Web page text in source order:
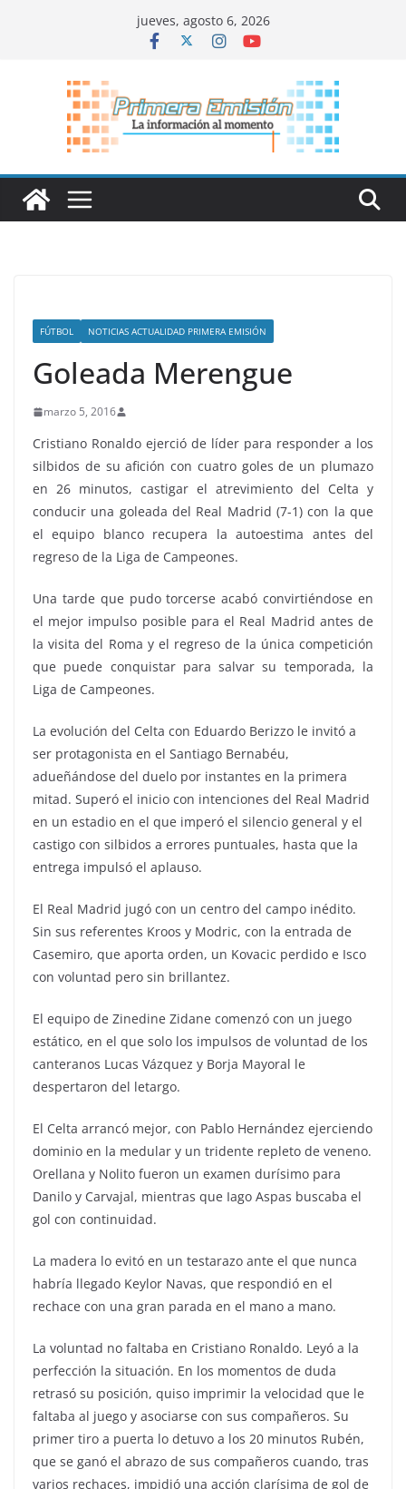
jueves, agosto 6, 2026
FÚTBOL NOTICIAS ACTUALIDAD PRIMERA EMISIÓN
Goleada Merengue
marzo 5, 2016
Cristiano Ronaldo ejerció de líder para responder a los
silbidos de su afición con cuatro goles de un plumazo
en 26 minutos, castigar el atrevimiento del Celta y
conducir una goleada del Real Madrid (7-1) con la que
el equipo blanco recupera la autoestima antes del
regreso de la Liga de Campeones.
Una tarde que pudo torcerse acabó convirtiéndose en
el mejor impulso posible para el Real Madrid antes de
la visita del Roma y el regreso de la única competición
que puede conquistar para salvar su temporada, la
Liga de Campeones.
La evolución del Celta con Eduardo Berizzo le invitó a
ser protagonista en el Santiago Bernabéu,
adueñándose del duelo por instantes en la primera
mitad. Superó el inicio con intenciones del Real Madrid
en un estadio en el que imperó el silencio general y el
castigo con silbidos a errores puntuales, hasta que la
entrega impulsó el aplauso.
El Real Madrid jugó con un centro del campo inédito.
Sin sus referentes Kroos y Modric, con la entrada de
Casemiro, que aporta orden, un Kovacic perdido e Isco
con voluntad pero sin brillantez.
El equipo de Zinedine Zidane comenzó con un juego
estático, en el que solo los impulsos de voluntad de los
canteranos Lucas Vázquez y Borja Mayoral le
despertaron del letargo.
El Celta arrancó mejor, con Pablo Hernández ejerciendo
dominio en la medular y un tridente repleto de veneno.
Orellana y Nolito fueron un examen durísimo para
Danilo y Carvajal, mientras que Iago Aspas buscaba el
gol con continuidad.
La madera lo evitó en un testarazo ante el que nunca
habría llegado Keylor Navas, que respondió en el
rechace con una gran parada en el mano a mano.
La voluntad no faltaba en Cristiano Ronaldo. Leyó a la
perfección la situación. En los momentos de duda
retrasó su posición, quiso imprimir la velocidad que le
faltaba al juego y asociarse con sus compañeros. Su
primer tiro a puerta lo detuvo a los 20 minutos Rubén,
que se ganó el abrazo de sus compañeros cuando, tras
varios rechaces, impidió una acción clarísima de gol de